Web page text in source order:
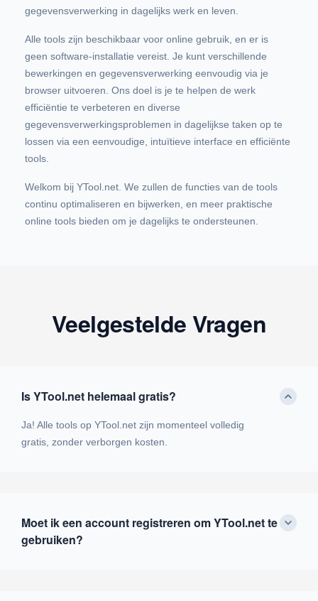
gegevensverwerking in dagelijks werk en leven.
Alle tools zijn beschikbaar voor online gebruik, en er is
geen software-installatie vereist. Je kunt verschillende
bewerkingen en gegevensverwerking eenvoudig via je
browser uitvoeren. Ons doel is je te helpen de werk
efficiëntie te verbeteren en diverse
gegevensverwerkingsproblemen in dagelijkse taken op te
lossen via een eenvoudige, intuïtieve interface en efficiënte
tools.
Welkom bij YTool.net. We zullen de functies van de tools
continu optimaliseren en bijwerken, en meer praktische
online tools bieden om je dagelijks te ondersteunen.
Veelgestelde Vragen
Is YTool.net helemaal gratis?
Ja! Alle tools op YTool.net zijn momenteel volledig
gratis, zonder verborgen kosten.
Moet ik een account registreren om YTool.net te
gebruiken?